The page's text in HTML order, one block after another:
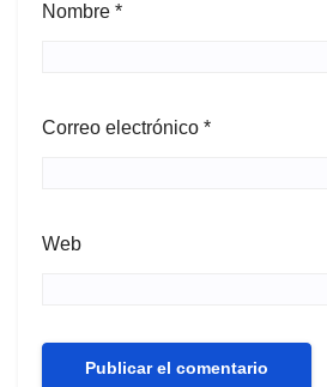
Nombre *
Correo electrónico *
Web